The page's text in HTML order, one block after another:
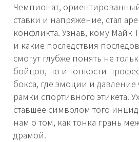
Чемпионат,
ставки и напряжение, стал
конфликта. Узнав, кому Майк
и какие последствия
смогут глубже понять не
бойцов, но и тонкости
бокса, где эмоции и давление
рамки спортивного этикета.
ставшее символом того
нам о том, как тонка грань
драмой.